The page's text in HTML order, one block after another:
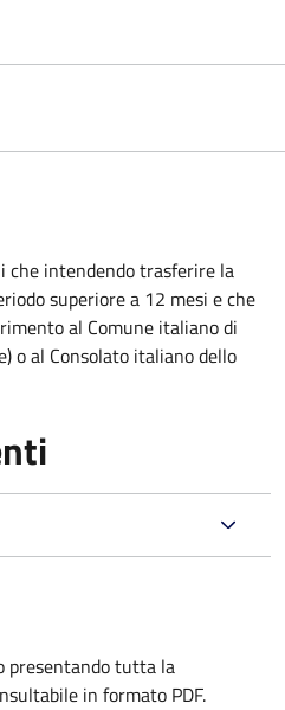
intendendo trasferire la
superiore a 12 mesi e che
al Comune italiano di
o al Consolato italiano dello
presentando tutta la
in formato PDF.